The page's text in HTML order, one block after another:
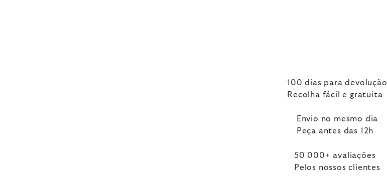
100 dias para devolução
Recolha fácil e gratuita
Envio no mesmo dia
Peça antes das 12h
50 000+ avaliações
Pelos nossos clientes